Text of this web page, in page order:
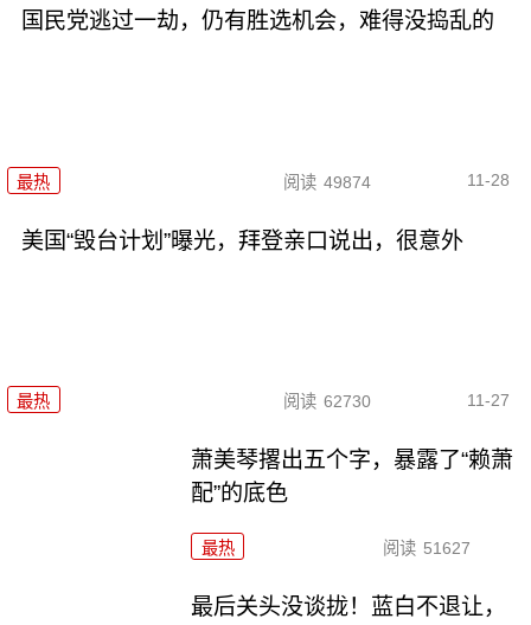
国民党逃过一劫，仍有胜选机会，难得没捣乱的
最热 阅读 49874 11-28
美国“毁台计划”曝光，拜登亲口说出，很意外
最热 阅读 62730 11-27
萧美琴撂出五个字，暴露了“赖萧
配”的底色
最热 阅读 51627
最后关头没谈拢！蓝白不退让，